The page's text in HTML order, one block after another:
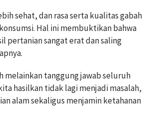
sehat, dan rasa serta kualitas gabah
Hal ini membuktikan bahwa
pertanian sangat erat dan saling
melainkan tanggung jawab seluruh
hasilkan tidak lagi menjadi masalah,
alam sekaligus menjamin ketahanan